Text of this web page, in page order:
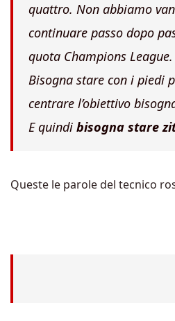
quattro. Non abbiamo
continuare passo dopo
quota Champions League.
Bisogna stare con i piedi
centrare l’obiettivo
E quindi bisogna stare
Queste le parole del tecnico